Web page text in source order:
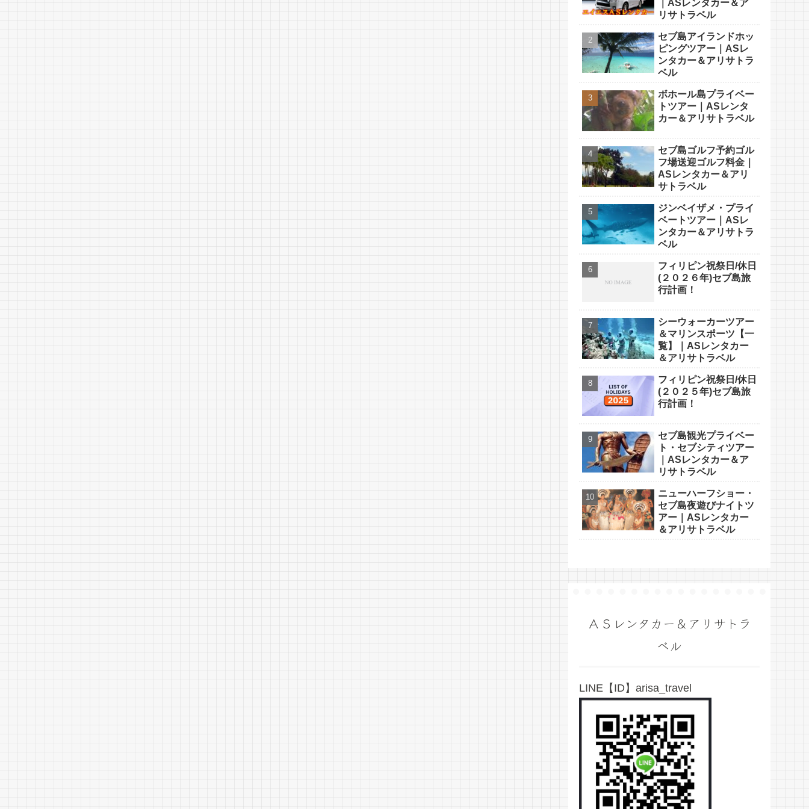
｜ASレンタカー＆ア
リサトラベル
セブ島アイランドホッ
ピングツアー｜ASレ
ンタカー＆アリサトラ
ベル
ボホール島プライベー
トツアー｜ASレンタ
カー＆アリサトラベル
セブ島ゴルフ予約ゴル
フ場送迎ゴルフ料金｜
ASレンタカー＆アリ
サトラベル
ジンベイザメ・プライ
ベートツアー｜ASレ
ンタカー＆アリサトラ
ベル
フィリピン祝祭日/休日
(２０２６年)セブ島旅
行計画！
シーウォーカーツアー
＆マリンスポーツ【一
覧】｜ASレンタカー
＆アリサトラベル
フィリピン祝祭日/休日
(２０２５年)セブ島旅
行計画！
セブ島観光プライベー
ト・セブシティツアー
｜ASレンタカー＆ア
リサトラベル
ニューハーフショー・
セブ島夜遊びナイトツ
アー｜ASレンタカー
＆アリサトラベル
ＡＳレンタカー＆アリサトラ
ベル
LINE【ID】arisa_travel